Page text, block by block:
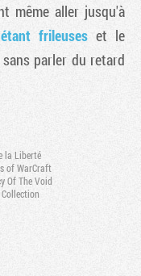
même aller jusqu'à
frileuses et le
parler du retard
la Liberté
of WarCraft
Of The Void